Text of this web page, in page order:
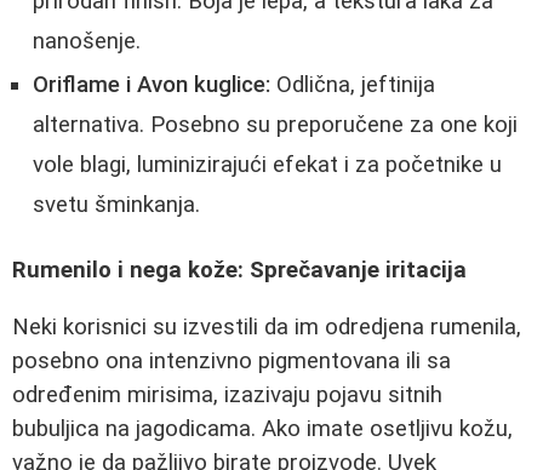
nanošenje.
Oriflame i Avon kuglice: Odlična, jeftinija
alternativa. Posebno su preporučene za one koji
vole blagi, luminizirajući efekat i za početnike u
svetu šminkanja.
Rumenilo i nega kože: Sprečavanje iritacija
Neki korisnici su izvestili da im odredjena rumenila,
posebno ona intenzivno pigmentovana ili sa
određenim mirisima, izazivaju pojavu sitnih
bubuljica na jagodicama. Ako imate osetljivu kožu,
važno je da pažljivo birate proizvode. Uvek